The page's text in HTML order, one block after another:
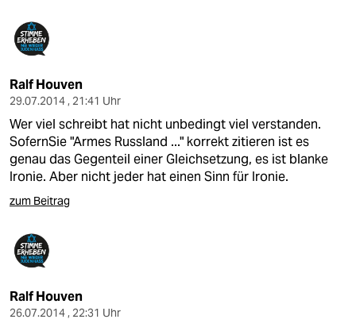
Ralf Houven
29.07.2014 , 21:41 Uhr
Wer viel schreibt hat nicht unbedingt viel verstanden.
SofernSie "Armes Russland ..." korrekt zitieren ist es
genau das Gegenteil einer Gleichsetzung, es ist blanke
Ironie. Aber nicht jeder hat einen Sinn für Ironie.
zum Beitrag
Ralf Houven
26.07.2014 , 22:31 Uhr